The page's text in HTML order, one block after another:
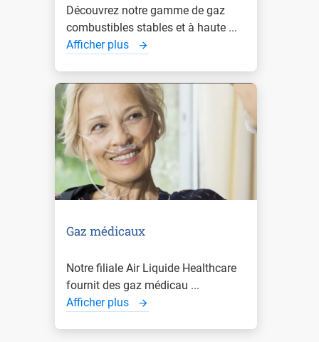
Découvrez notre gamme de gaz
combustibles stables et à haute ...
Afficher plus
Gaz médicaux
Notre filiale Air Liquide Healthcare
fournit des gaz médicau ...
Afficher plus